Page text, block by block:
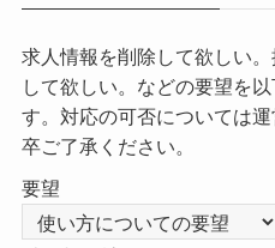
求人情報を削除して欲しい
して欲しい。などの要望を
す。対応の可否については
卒ご了承ください。
要望